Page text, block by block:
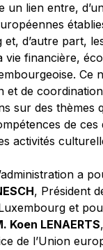
Sohlman
Goedert
Delmas-Marty
Tanaka
Issing
Mengozzi
Donohoe
Nanz
Maystadt
Gramegna
un lien entre,
et, d’autre part,
vie financière,
Ce
et de
sur des thèmes
de ces
activités
a
, Président
et
Koen LENAERTS
de l’Union